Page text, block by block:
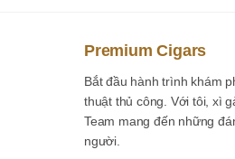
Premium Cigars
Bắt đầu hành trình khám
thuật thủ công. Với tôi, xì
Team mang đến những
người.